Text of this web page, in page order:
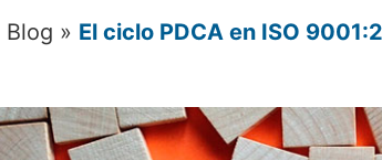
Blog » El ciclo PDCA en ISO